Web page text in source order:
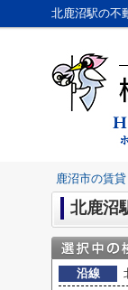
北鹿沼駅の不
鹿沼市の賃
北鹿沼
沿線